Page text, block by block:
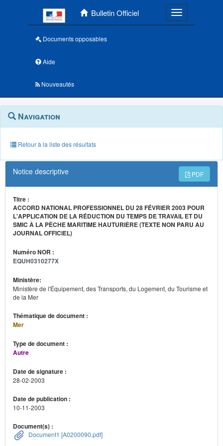
Bulletin Officiel Toggle
Documents opposables
Aide
Nouveautés
Navigation
outils
annexes
Menu
contextuel
Navigation
Retour à la liste des résultats
Notice descriptive PDF
Titre :
ACCORD NATIONAL PROFESSIONNEL DU 28 FÉVRIER 2003 POUR
L'APPLICATION DE LA RÉDUCTION DU TEMPS DE TRAVAIL ET DU
SMIC À LA PÊCHE MARITIME HAUTURIÈRE (TEXTE NON PARU AU
JOURNAL OFFICIEL)
Numéro NOR :
EQUH0310277X
Ministère:
Ministère de l'Équipement, des Transports, du Logement, du Tourisme et
de la Mer
Thématique de document :
Mer
Type de document :
Autre
Date de signature :
28-02-2003
Date de publication :
10-11-2003
Document(s) :
Document1 [A0200090.pdf]